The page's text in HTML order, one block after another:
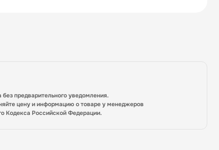
предварительного уведомления.
цену и информацию о товаре у менеджеров
Кодекса Российской Федерации.